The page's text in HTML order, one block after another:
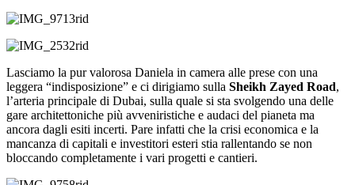
Lasciamo la pur valorosa Daniela in camera alle prese con una
leggera “indisposizione” e ci dirigiamo sulla Sheikh Zayed Road,
l’arteria principale di Dubai, sulla quale si sta svolgendo una delle
gare architettoniche più avveniristiche e audaci del pianeta ma
ancora dagli esiti incerti. Pare infatti che la crisi economica e la
mancanza di capitali e investitori esteri stia rallentando se non
bloccando completamente i vari progetti e cantieri.